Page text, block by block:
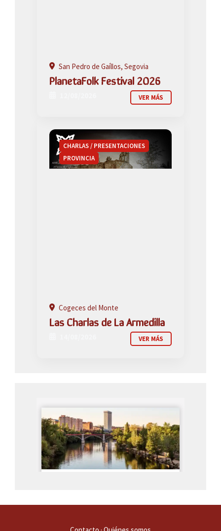
San Pedro de Gaíllos, Segovia
PlanetaFolk Festival 2026
VER MÁS
CHARLAS / PRESENTACIONES
PROVINCIA
Cogeces del Monte
Las Charlas de La Armedilla
VER MÁS